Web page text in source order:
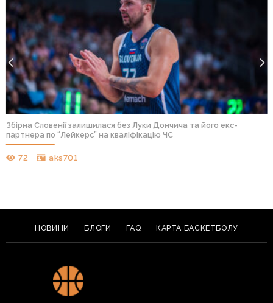
Збірна Словенії залишилася без Луки Дончича та його екс-
партнера по “Лейкерс” на кваліфікацію ЧС
72 aks701
НОВИНИ БЛОГИ FAQ КАРТА БАСКЕТБОЛУ